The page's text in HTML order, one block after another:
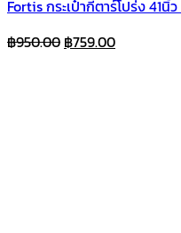
Fortis กระเป๋ากีตาร์โปร่ง 41นิ้
฿950.00 Original
฿759.00Current